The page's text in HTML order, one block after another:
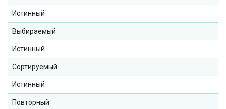
Истинный
Выбираемый
Истинный
Сортируемый
Истинный
Повторный